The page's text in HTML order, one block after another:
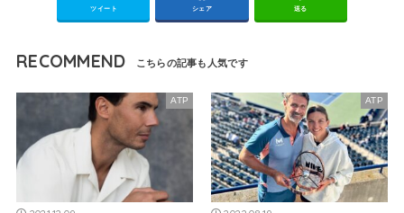
ツイート シェア 送る
RECOMMEND
ATP ATP